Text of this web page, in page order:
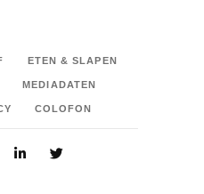
ETEN & SLAPEN
MEDIADATEN
COLOFON